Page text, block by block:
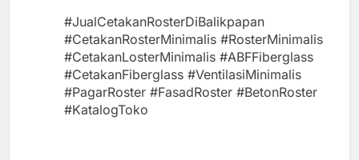
#JualCetakanRosterDiBalikpapan
#CetakanRosterMinimalis #RosterMinimalis
#CetakanLosterMinimalis #ABFFiberglass
#CetakanFiberglass #VentilasiMinimalis
#PagarRoster #FasadRoster #BetonRoster
#KatalogToko